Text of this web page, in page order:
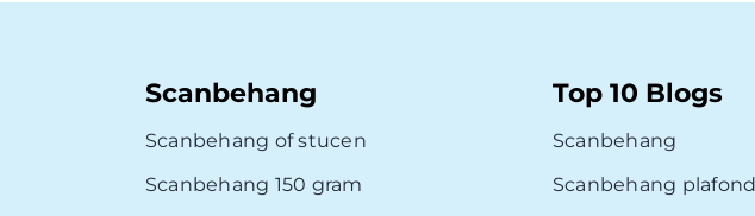
Scanbehang
Scanbehang of stucen
Scanbehang 150 gram
Top 10 Blogs
Scanbehang
Scanbehang plafond